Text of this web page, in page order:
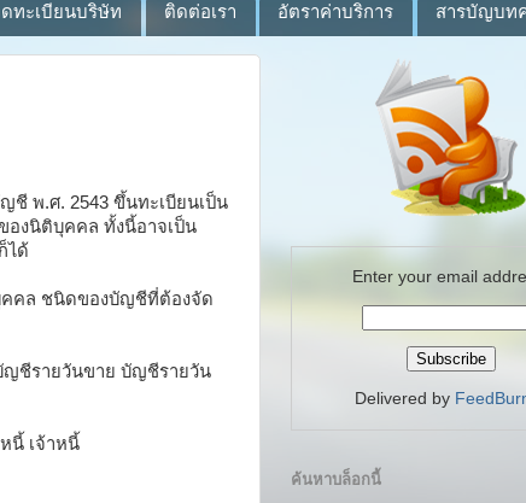
ทะเบียนบริษัท ติดต่อเรา อัตราค่าบริการ สารบัญบท
พ.ศ. 2543 ขึ้นทะเบียนเป็น
งนิติบุคคล ทั้งนี้อาจเป็น
ได้
คล ชนิดของบัญชีที่ต้องจัด
ชีรายวันขาย บัญชีรายวัน
นี้ เจ้าหนี้
Enter your email
Delivered by
ค้นหาบล็อกนี้